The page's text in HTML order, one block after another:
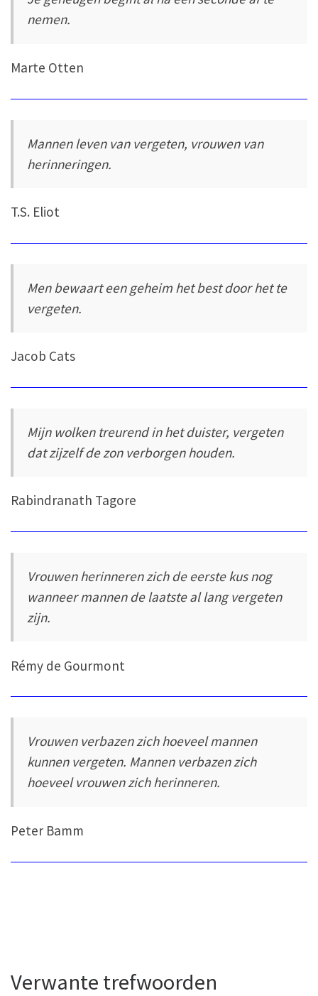
nemen.
Marte Otten
Mannen leven van vergeten, vrouwen van
herinneringen.
T.S. Eliot
Men bewaart een geheim het best door het te
vergeten.
Jacob Cats
Mijn wolken treurend in het duister, vergeten
dat zijzelf de zon verborgen houden.
Rabindranath Tagore
Vrouwen herinneren zich de eerste kus nog
wanneer mannen de laatste al lang vergeten
zijn.
Rémy de Gourmont
Vrouwen verbazen zich hoeveel mannen
kunnen vergeten. Mannen verbazen zich
hoeveel vrouwen zich herinneren.
Peter Bamm
Verwante trefwoorden